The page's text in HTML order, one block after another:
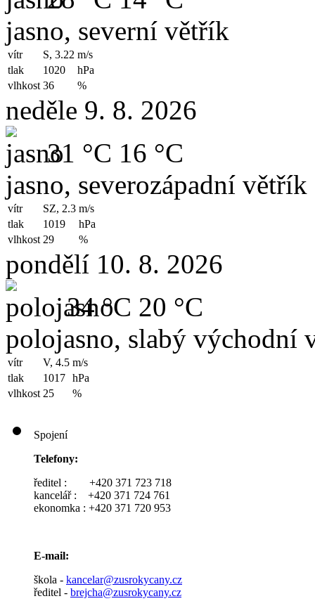
jasno, severní větřík
vítr S, 3.22 m/s
tlak
1020
hPa
vlhkost 36 %
neděle 9. 8. 2026
31 °C 16 °C
jasno, severozápadní větřík
vítr SZ, 2.3 m/s
tlak
1019
hPa
vlhkost 29 %
pondělí 10. 8. 2026
34 °C 20 °C
polojasno, slabý východní
vítr V, 4.5 m/s
tlak
1017 hPa
vlhkost 25 %
Spojení
Telefony:
ředitel : +420 371 723 718
kancelář : +420 371 724 761
ekonomka : +420 371 720 953
E-mail:
škola - kancelar@zusrokycany.cz
ředitel - brejcha@zusrokycany.cz